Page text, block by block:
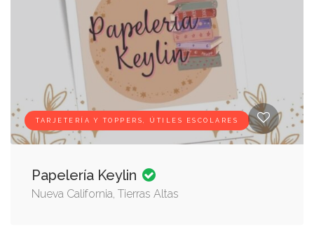
TARJETERÍA Y TOPPERS, ÚTILES ESCOLARES
Papelería Keylin
Nueva California, Tierras Altas